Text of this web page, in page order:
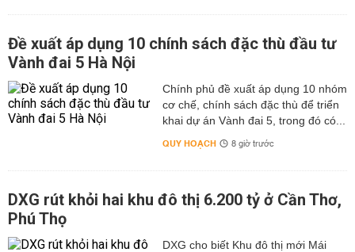
Đề xuất áp dụng 10 chính sách đặc thù đầu tư
Vành đai 5 Hà Nội
Chính phủ đề xuất áp dụng 10 nhóm
cơ chế, chính sách đặc thù để triển
khai dự án Vành đai 5, trong đó có...
QUY HOẠCH 8 giờ trước
DXG rút khỏi hai khu đô thị 6.200 tỷ ở Cần Thơ,
Phú Thọ
DXG cho biết Khu đô thị mới Mái